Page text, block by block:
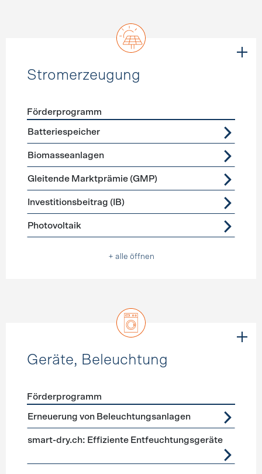
Stromerzeugung
Förderprogramme
Förderprogramm
Batteriespeicher
Biomasseanlagen
Gleitende Marktprämie (GMP)
Investitionsbeitrag (IB)
Photovoltaik
+ alle öffnen
Geräte, Beleuchtung
Förderprogramme Geräte, Beleuchtung
Förderprogramm
Erneuerung von Beleuchtungsanlagen
smart-dry.ch: Effiziente Entfeuchtungsgeräte